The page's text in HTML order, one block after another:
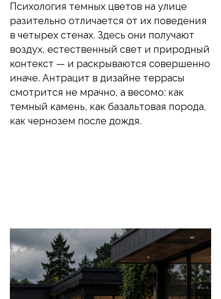
Психология темных цветов на улице
разительно отличается от их поведения
в четырех стенах. Здесь они получают
воздух, естественный свет и природный
контекст — и раскрываются совершенно
иначе. Антрацит в дизайне террасы
смотрится не мрачно, а весомо: как
темный камень, как базальтовая порода,
как чернозем после дождя.